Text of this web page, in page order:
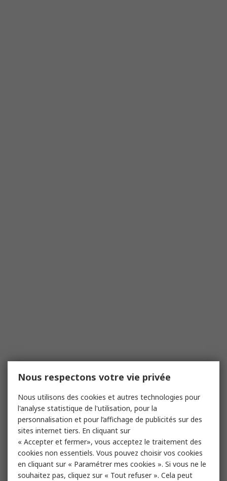
Nous respectons votre vie privée
Nous utilisons des cookies et autres technologies pour
l'analyse statistique de l'utilisation, pour la
personnalisation et pour l’affichage de publicités sur des
sites internet tiers. En cliquant sur
« Accepter et fermer», vous acceptez le traitement des
cookies non essentiels. Vous pouvez choisir vos cookies
en cliquant sur « Paramétrer mes cookies ». Si vous ne le
souhaitez pas, cliquez sur « Tout refuser ». Cela peut